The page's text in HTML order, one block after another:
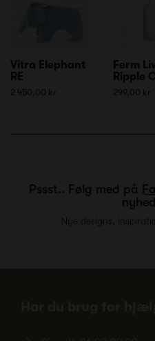
Vitra Elephant
RE
2 450,00 kr
Ferm
Ripple
299,00 kr
Pssst.. Følg med på
Nye designs,